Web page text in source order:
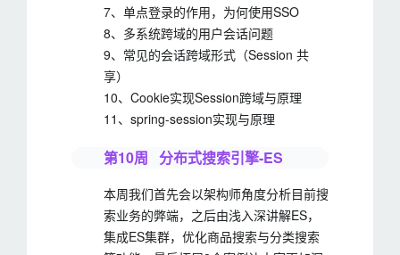
7、单点登录的作用，为何使用SSO
8、多系统跨域的用户会话问题
9、常见的会话跨域形式（Session 共
享）
10、Cookie实现Session跨域与原理
11、spring-session实现与原理
第10周 分布式搜索引擎-ES
本周我们首先会以架构师角度分析目前搜
索业务的弊端，之后由浅入深讲解ES，
集成ES集群，优化商品搜索与分类搜索